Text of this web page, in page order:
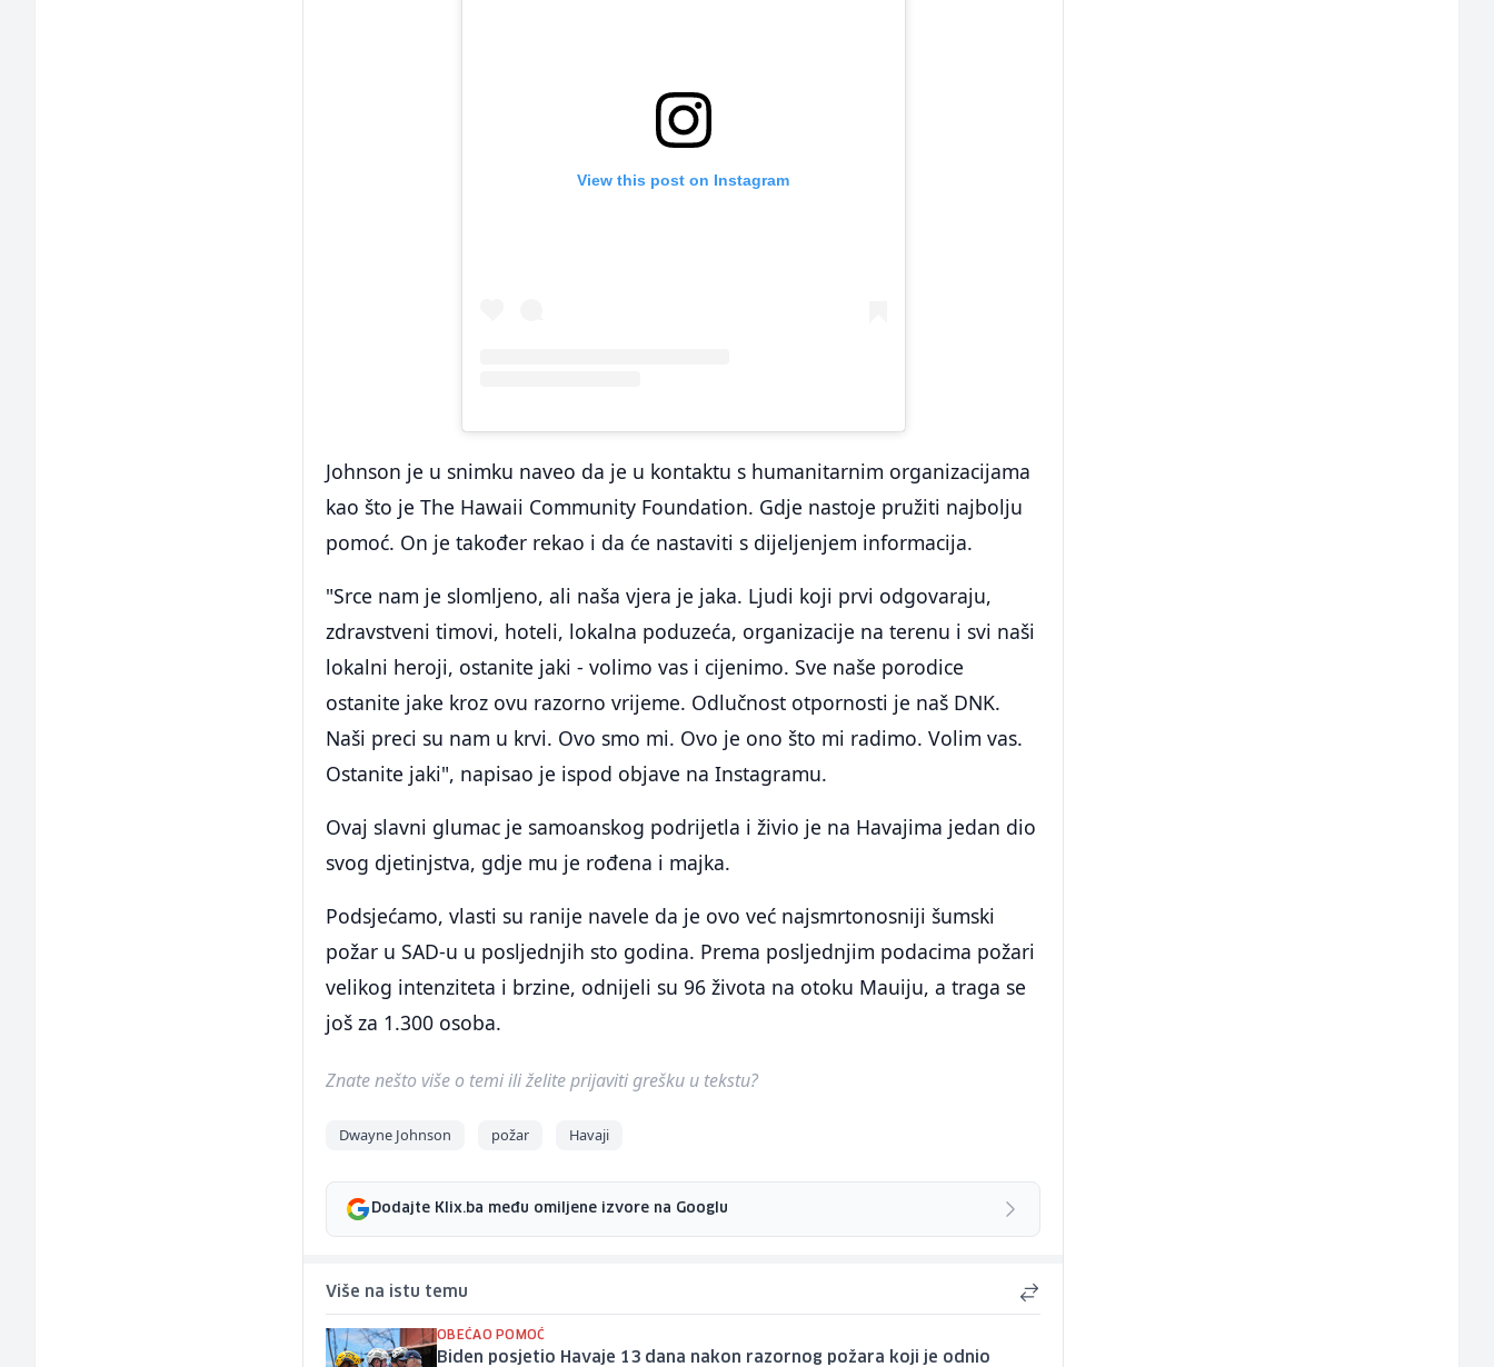
View this post on Instagram
Johnson je u snimku naveo da je u kontaktu s humanitarnim organizacijama
kao što je The Hawaii Community Foundation. Gdje nastoje pružiti najbolju
pomoć. On je također rekao i da će nastaviti s dijeljenjem informacija.
"Srce nam je slomljeno, ali naša vjera je jaka. Ljudi koji prvi odgovaraju,
zdravstveni timovi, hoteli, lokalna poduzeća, organizacije na terenu i svi naši
lokalni heroji, ostanite jaki - volimo vas i cijenimo. Sve naše porodice
ostanite jake kroz ovu razorno vrijeme. Odlučnost otpornosti je naš DNK.
Naši preci su nam u krvi. Ovo smo mi. Ovo je ono što mi radimo. Volim vas.
Ostanite jaki", napisao je ispod objave na Instagramu.
Ovaj slavni glumac je samoanskog podrijetla i živio je na Havajima jedan dio
svog djetinjstva, gdje mu je rođena i majka.
Podsjećamo, vlasti su ranije navele da je ovo već najsmrtonosniji šumski
požar u SAD-u u posljednjih sto godina. Prema posljednjim podacima požari
velikog intenziteta i brzine, odnijeli su 96 života na otoku Mauiju, a traga se
još za 1.300 osoba.
Znate nešto više o temi ili želite prijaviti grešku u tekstu?
Dwayne Johnson požar Havaji
Dodajte Klix.ba među omiljene izvore na Googlu
Više na istu temu
OBEĆAO POMOĆ
Biden posjetio Havaje 13 dana nakon razornog požara koji je odnio